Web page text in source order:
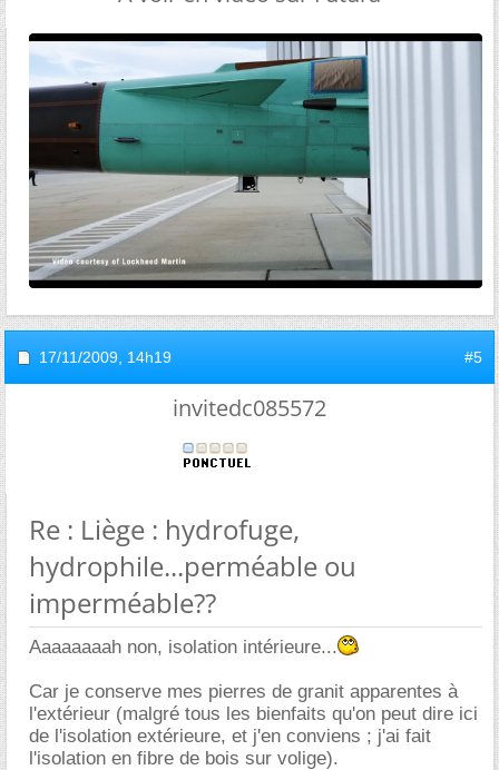
17/11/2009, 14h19 #5
invitedc085572
Re : Liège : hydrofuge,
hydrophile...perméable ou
imperméable??
Aaaaaaaah non, isolation intérieure...
Car je conserve mes pierres de granit apparentes à
l'extérieur (malgré tous les bienfaits qu'on peut dire ici
de l'isolation extérieure, et j'en conviens ; j'ai fait
l'isolation en fibre de bois sur volige).